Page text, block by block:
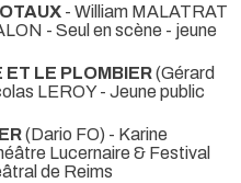
- William MALATRAT
- Seul en scène - jeune
ET LE PLOMBIER(Gérard
LEROY- Jeune public
(Dario FO) - Karine
Lucernaire & Festival
de Reims